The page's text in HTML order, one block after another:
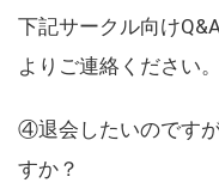
下記サークル向け
よりご連絡ください。
④退会したいのです
すか？